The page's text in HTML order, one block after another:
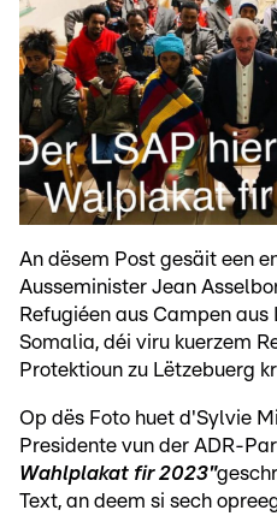
An dësem Post gesäit een
Ausseminister Jean
Refugiéen aus Campen aus
Somalia, déi viru kuerzem
Protektioun zu Lëtzebuerg
Op dës Foto huet d'Sylvie
Presidente vun der ADR-
Wahlplakat fir 2023"
Text, an deem si sech